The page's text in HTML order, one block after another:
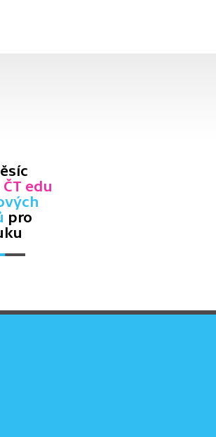
ČT edu
pro